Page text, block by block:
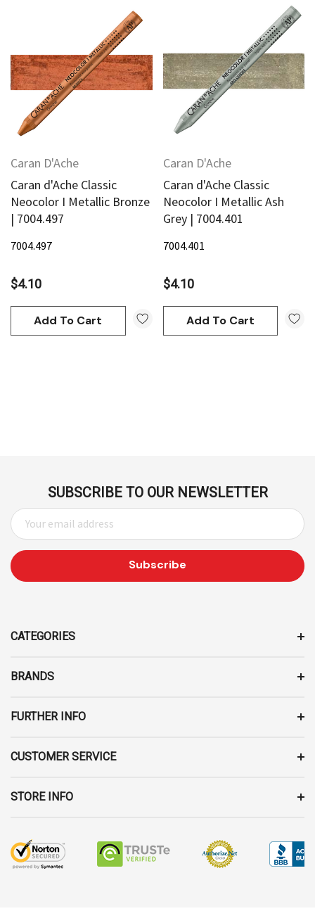
Caran D'Ache
Caran d'Ache Classic
Neocolor I Metallic Bronze
| 7004.497
7004.497
$4.10
Add To Cart
Caran D'Ache
Caran d'Ache Classic
Neocolor I Metallic Ash
Grey | 7004.401
7004.401
$4.10
Add To Cart
SUBSCRIBE TO OUR NEWSLETTER
E
M
I
D
E
S
CATEGORIES
BRANDS
FURTHER INFO
CUSTOMER SERVICE
STORE INFO